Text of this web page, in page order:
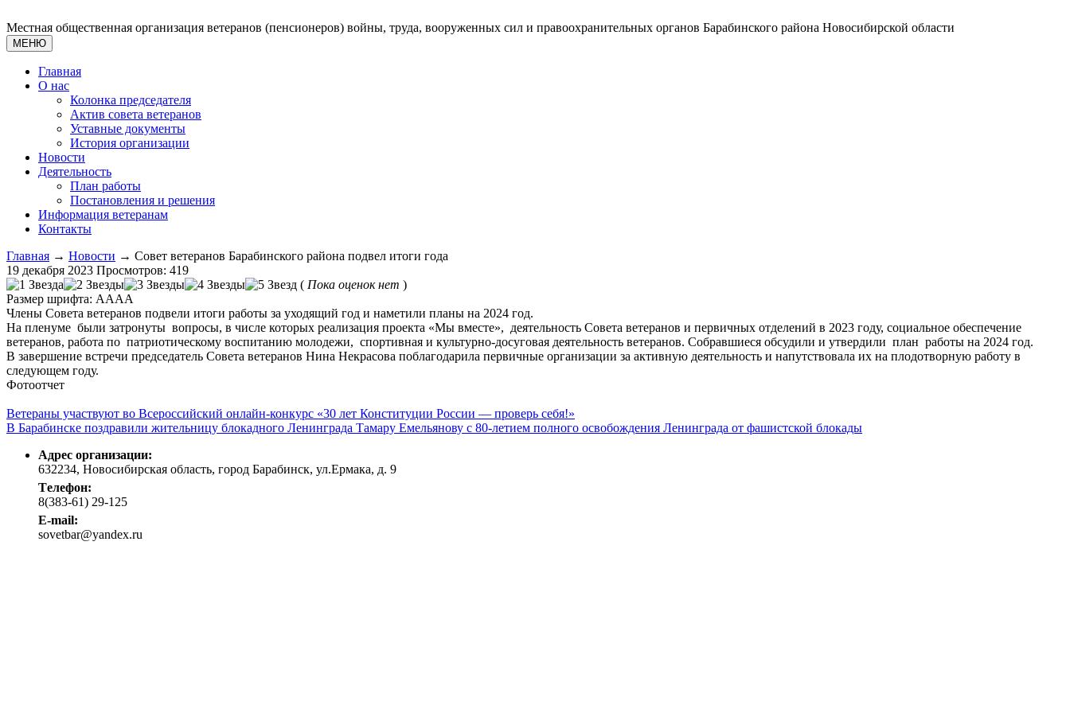
Местная общественная организация ветеранов (пенсионеров) войны, труда, вооруженных сил и правоохранительных органов Барабинского района Новосибирской области
МЕНЮ
Главная
О нас
Колонка председателя
Актив совета ветеранов
Уставные документы
История организации
Новости
Деятельность
План работы
Постановления и решения
Информация ветеранам
Контакты
Главная → Новости → Совет ветеранов Барабинского района подвел итоги года
19 декабря 2023 Просмотров: 419
( Пока оценок нет )
Размер шрифта: AAAA
Члены Совета ветеранов подвели итоги работы за уходящий год и наметили планы на 2024 год.
На пленуме были затронуты вопросы, в числе которых реализация проекта «Мы вместе», деятельность Совета ветеранов и первичных отделений в 2023 году, социальное обеспечение
ветеранов, работа по патриотическому воспитанию молодежи, спортивная и культурно-досуговая деятельность ветеранов. Собравшиеся обсудили и утвердили план работы на 2024 год.
В завершение встречи председатель Совета ветеранов Нина Некрасова поблагодарила первичные организации за активную деятельность и напутствовала их на плодотворную работу в
следующем году.
Фотоотчет
Ветераны участвуют во Всероссийский онлайн-конкурс «30 лет Конституции России — проверь себя!»
В Барабинске поздравили жительницу блокадного Ленинграда Тамару Емельянову с 80-летием полного освобождения Ленинграда от фашистской блокады
Адрес организации:
632234, Новосибирская область, город Барабинск, ул.Ермака, д. 9
Tелефон:
8(383-61) 29-125
E-mail:
sovetbar@yandex.ru